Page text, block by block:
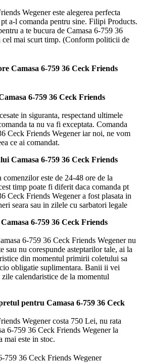
Wegener este alegerea perfecta
a-l comanda pentru sine. Filipi Products.
a te bucura de Camasa 6-759 36
cel mai scurt timp. (Conform politicii de
Camasa 6-759 36 Ceck Friends
6-759 36 Ceck Friends
in siguranta, respectand ultimele
ta nu va fi exceptata. Comanda
Ceck Friends Wegener iar noi, ne vom
ce ai comandat.
Camasa 6-759 36 Ceck Friends
este de 24-48 ore de la
timp poate fi diferit daca comanda pt
Ceck Friends Wegener a fost plasata in
seara sau in zilele cu sarbatori legale
6-759 36 Ceck Friends
6-759 36 Ceck Friends Wegener nu
sau nu corespunde asteptarilor tale, ai la
din momentul primirii coletului sa
obligatie suplimentara. Banii ii vei
calendaristice de la momentul
pentru Camasa 6-759 36 Ceck
Wegener costa 750 Lei, nu rata
6-759 36 Ceck Friends Wegener la
mai este in stoc.
759 36 Ceck Friends Wegener